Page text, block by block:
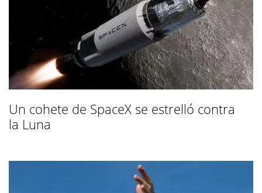
Un cohete de SpaceX se estrelló contra
la Luna